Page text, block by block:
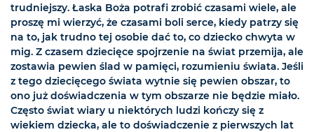
trudniejszy. Łaska Boża potrafi zrobić czasami wiele, ale
proszę mi wierzyć, że czasami boli serce, kiedy patrzy się
na to, jak trudno tej osobie dać to, co dziecko chwyta w
mig. Z czasem dziecięce spojrzenie na świat przemija, ale
zostawia pewien ślad w pamięci, rozumieniu świata. Jeśli
z tego dziecięcego świata wytnie się pewien obszar, to
ono już doświadczenia w tym obszarze nie będzie miało.
Często świat wiary u niektórych ludzi kończy się z
wiekiem dziecka, ale to doświadczenie z pierwszych lat